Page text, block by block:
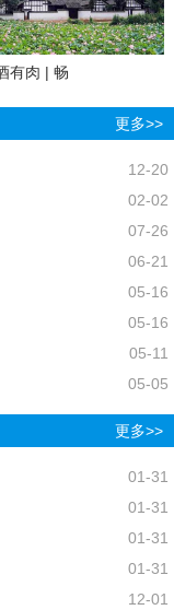
有肉 | 畅
更多>>
12-20
02-02
07-26
06-21
05-16
05-16
05-11
05-05
更多>>
01-31
01-31
01-31
01-31
12-01